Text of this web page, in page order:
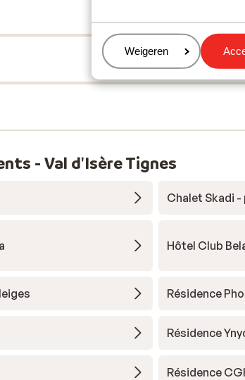
Beheren
Weigeren
- Val d'Isère Tignes
Chalet Skadi
Hôtel Club
Résidence
Résidence
Résidence